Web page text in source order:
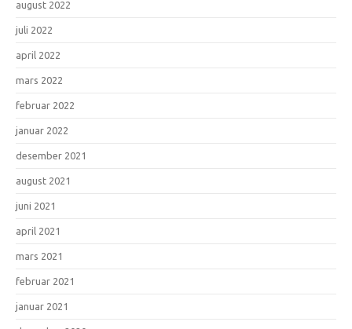
august 2022
juli 2022
april 2022
mars 2022
februar 2022
januar 2022
desember 2021
august 2021
juni 2021
april 2021
mars 2021
februar 2021
januar 2021